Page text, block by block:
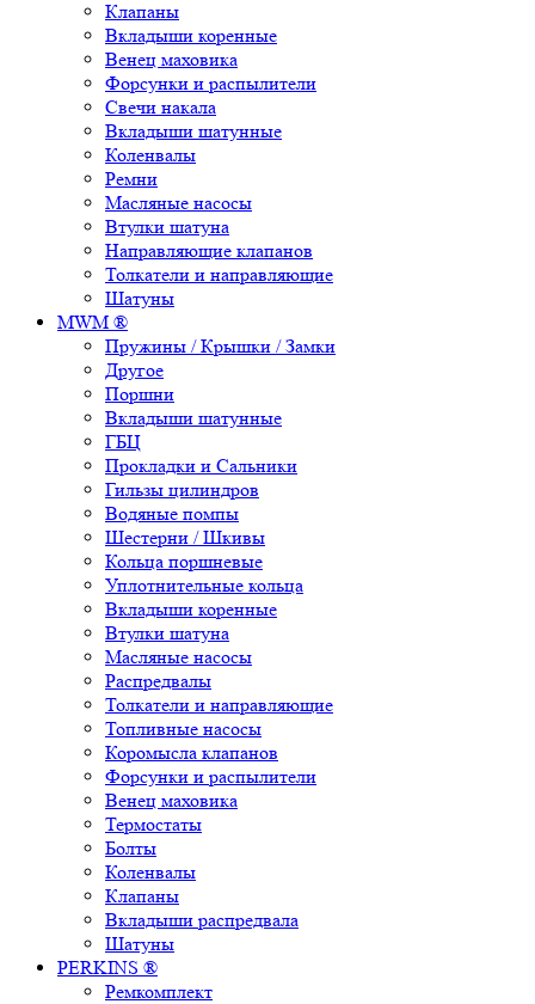
Клапаны
Вкладыши коренные
Венец маховика
Форсунки и распылители
Свечи накала
Вкладыши шатунные
Коленвалы
Ремни
Масляные насосы
Втулки шатуна
Направляющие клапанов
Толкатели и направляющие
Шатуны
MWM ®
Пружины / Крышки / Замки
Другое
Поршни
Вкладыши шатунные
ГБЦ
Прокладки и Сальники
Гильзы цилиндров
Водяные помпы
Шестерни / Шкивы
Кольца поршневые
Уплотнительные кольца
Вкладыши коренные
Втулки шатуна
Масляные насосы
Распредвалы
Толкатели и направляющие
Топливные насосы
Коромысла клапанов
Форсунки и распылители
Венец маховика
Термостаты
Болты
Коленвалы
Клапаны
Вкладыши распредвала
Шатуны
PERKINS ®
Ремкомплект